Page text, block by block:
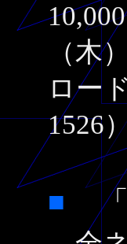
（木
ロー
1526
■